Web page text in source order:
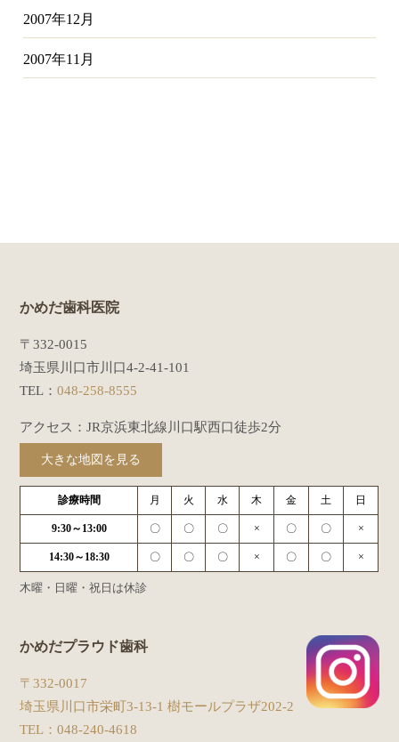
2007年12月
2007年11月
かめだ歯科医院
〒332-0015
埼玉県川口市川口4-2-41-101
TEL：048-258-8555
アクセス：JR京浜東北線川口駅西口徒歩2分
大きな地図を見る
診療時間 月 火 水 木 金 土 日
9:30～13:00 〇 〇 〇 × 〇 〇 ×
14:30～18:30 〇 〇 〇 × 〇 〇 ×
木曜・日曜・祝日は休診
かめだプラウド歯科
〒332-0017
埼玉県川口市栄町3-13-1 樹モールプラザ202-2
TEL：048-240-4618